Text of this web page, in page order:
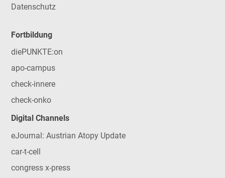
Datenschutz
Fortbildung
diePUNKTE:on
apo-campus
check-innere
check-onko
Digital Channels
eJournal: Austrian Atopy Update
car-t-cell
congress x-press